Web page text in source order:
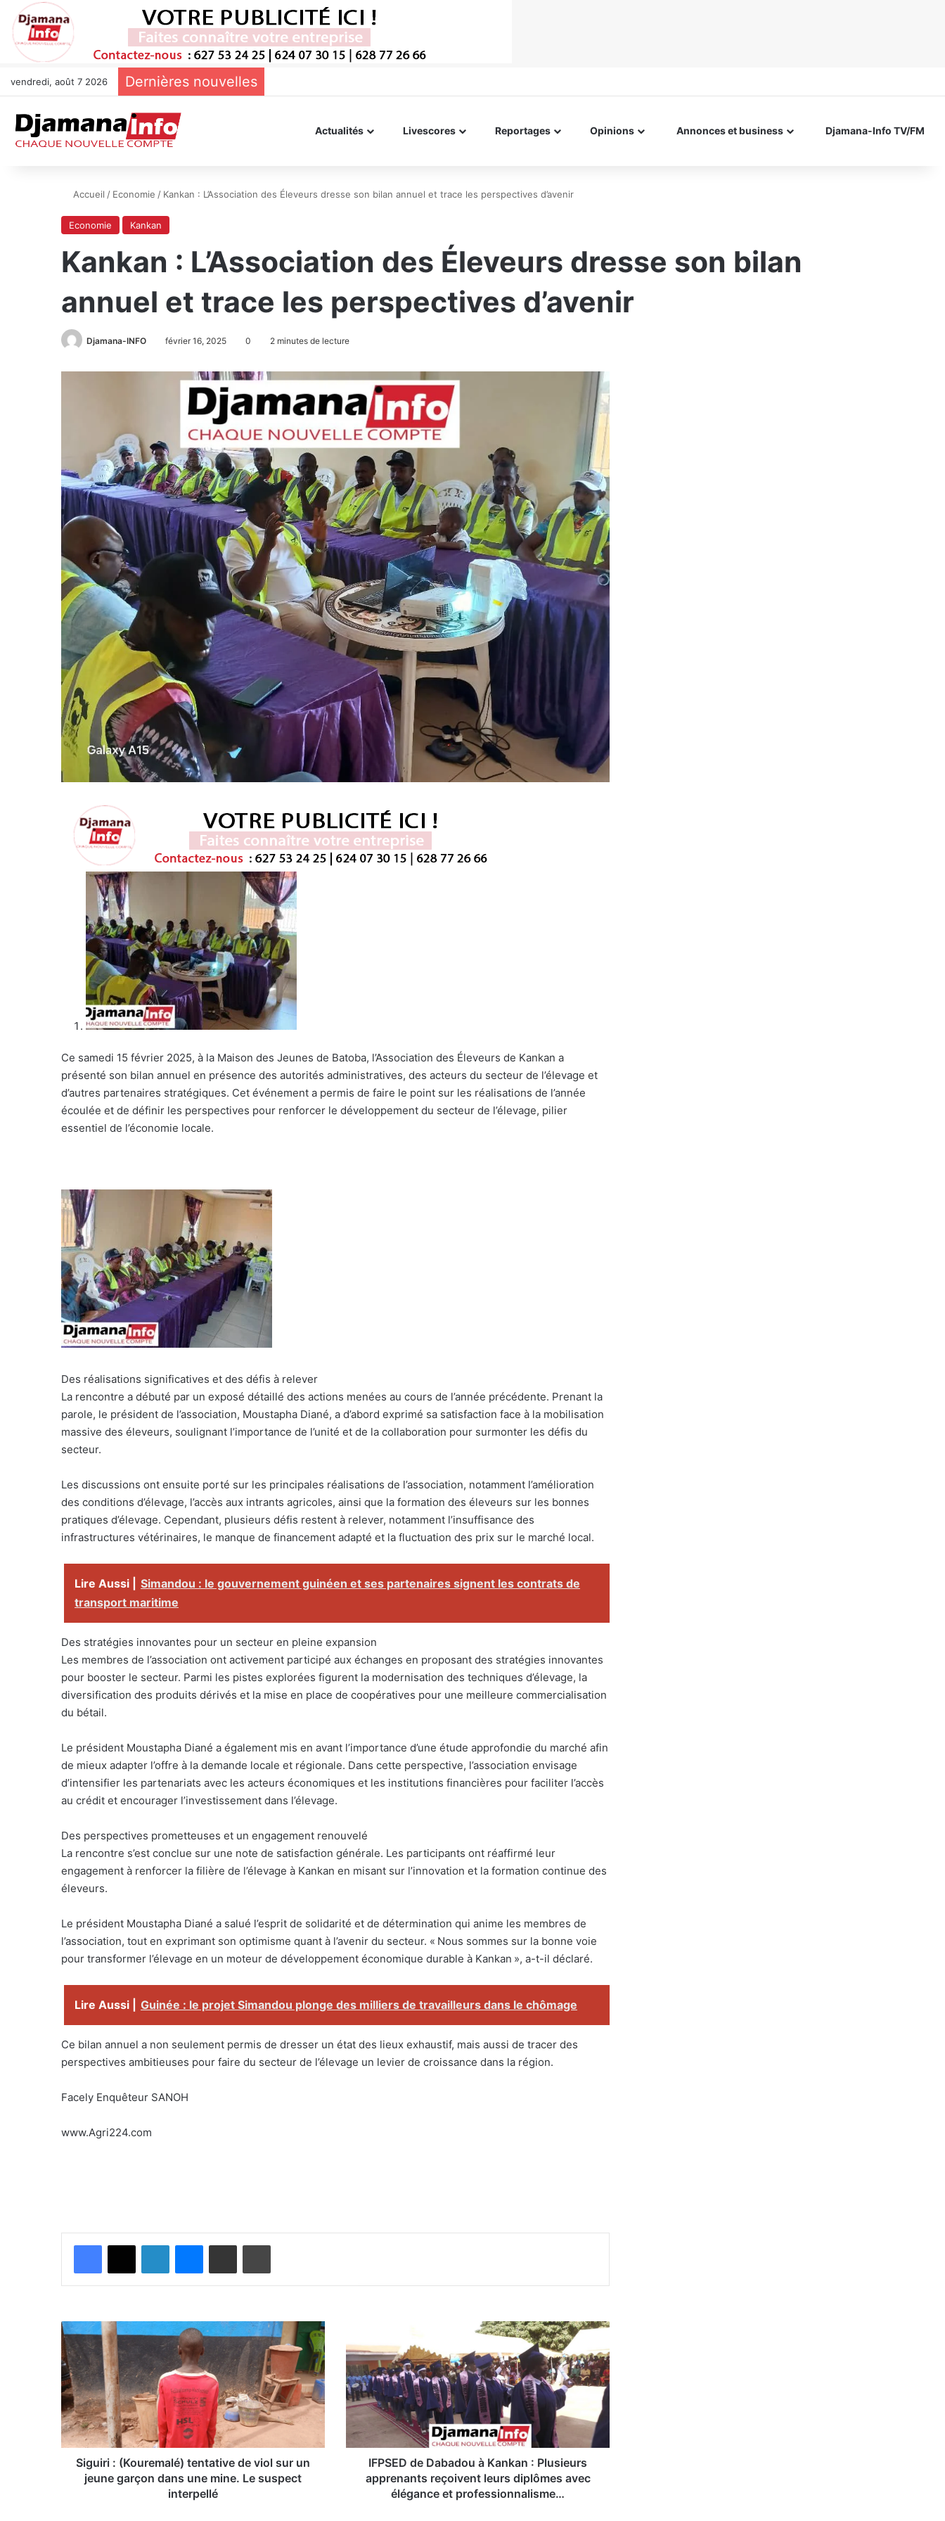
vendredi, août 7 2026 Dernières nouvelles
Actualités Livescores Reportages Opinions Annonces et business Djamana-Info TV/FM
Accueil / Economie / Kankan : L’Association des Éleveurs dresse son bilan annuel et trace les perspectives d’avenir
Economie Kankan
Kankan : L’Association des Éleveurs dresse son bilan
annuel et trace les perspectives d’avenir
Djamana-INFO février 16, 2025 0 2 minutes de lecture
Ce samedi 15 février 2025, à la Maison des Jeunes de Batoba, l’Association des Éleveurs de Kankan a
présenté son bilan annuel en présence des autorités administratives, des acteurs du secteur de l’élevage et
d’autres partenaires stratégiques. Cet événement a permis de faire le point sur les réalisations de l’année
écoulée et de définir les perspectives pour renforcer le développement du secteur de l’élevage, pilier
essentiel de l’économie locale.
Des réalisations significatives et des défis à relever
La rencontre a débuté par un exposé détaillé des actions menées au cours de l’année précédente. Prenant la
parole, le président de l’association, Moustapha Diané, a d’abord exprimé sa satisfaction face à la mobilisation
massive des éleveurs, soulignant l’importance de l’unité et de la collaboration pour surmonter les défis du
secteur.
Les discussions ont ensuite porté sur les principales réalisations de l’association, notamment l’amélioration
des conditions d’élevage, l’accès aux intrants agricoles, ainsi que la formation des éleveurs sur les bonnes
pratiques d’élevage. Cependant, plusieurs défis restent à relever, notamment l’insuffisance des
infrastructures vétérinaires, le manque de financement adapté et la fluctuation des prix sur le marché local.
Lire Aussi |
Simandou : le gouvernement guinéen et ses partenaires signent les contrats de
transport maritime
Des stratégies innovantes pour un secteur en pleine expansion
Les membres de l’association ont activement participé aux échanges en proposant des stratégies innovantes
pour booster le secteur. Parmi les pistes explorées figurent la modernisation des techniques d’élevage, la
diversification des produits dérivés et la mise en place de coopératives pour une meilleure commercialisation
du bétail.
Le président Moustapha Diané a également mis en avant l’importance d’une étude approfondie du marché afin
de mieux adapter l’offre à la demande locale et régionale. Dans cette perspective, l’association envisage
d’intensifier les partenariats avec les acteurs économiques et les institutions financières pour faciliter l’accès
au crédit et encourager l’investissement dans l’élevage.
Des perspectives prometteuses et un engagement renouvelé
La rencontre s’est conclue sur une note de satisfaction générale. Les participants ont réaffirmé leur
engagement à renforcer la filière de l’élevage à Kankan en misant sur l’innovation et la formation continue des
éleveurs.
Le président Moustapha Diané a salué l’esprit de solidarité et de détermination qui anime les membres de
l’association, tout en exprimant son optimisme quant à l’avenir du secteur. « Nous sommes sur la bonne voie
pour transformer l’élevage en un moteur de développement économique durable à Kankan », a-t-il déclaré.
Lire Aussi | Guinée : le projet Simandou plonge des milliers de travailleurs dans le chômage
Ce bilan annuel a non seulement permis de dresser un état des lieux exhaustif, mais aussi de tracer des
perspectives ambitieuses pour faire du secteur de l’élevage un levier de croissance dans la région.
Facely Enquêteur SANOH
www.Agri224.com
S
i
g
u
i
i
:
(
Siguiri : (Kouremalé) tentative de viol sur un
jeune garçon dans une mine. Le suspect
interpellé
F
P
S
E
D
D
IFPSED de Dabadou à Kankan : Plusieurs
apprenants reçoivent leurs diplômes avec
élégance et professionnalisme…